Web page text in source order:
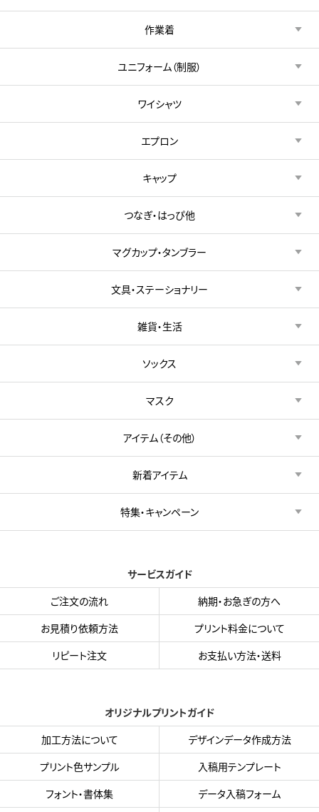
作業着
ユニフォーム（制服）
ワイシャツ
エプロン
キャップ
つなぎ・はっぴ他
マグカップ・タンブラー
文具・ステーショナリー
雑貨・生活
ソックス
マスク
アイテム（その他）
新着アイテム
特集・キャンペーン
サービスガイド
ご注文の流れ
納期・お急ぎの方へ
お見積り依頼方法
プリント料金について
リピート注文
お支払い方法・送料
オリジナルプリントガイド
加工方法について
デザインデータ作成方法
プリント色サンプル
入稿用テンプレート
フォント・書体集
データ入稿フォーム